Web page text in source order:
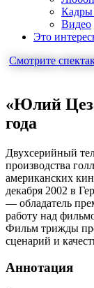
Кадры
Видео
Это
Смотрите
«Юлий
года
Двухсерийный
производства
американских
декабря 2002 в
— обладатель
работу над
Фильм трижды
сценарий и
Аннотация